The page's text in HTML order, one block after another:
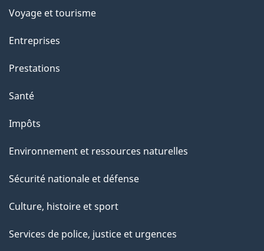
a
g
"
Voyage et tourisme
Entreprises
Prestations
Santé
Impôts
Environnement et ressources naturelles
Sécurité nationale et défense
Culture, histoire et sport
Services de police, justice et urgences